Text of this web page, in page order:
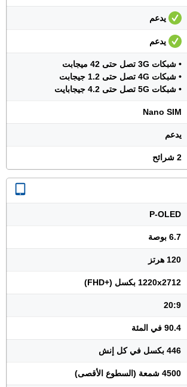
يدعم
يدعم
• شبكات 3G تصل حتى 42 ميجابت
• شبكات 4G تصل حتى 1.2 جيجابت
• شبكات 5G تصل حتى 4.2 جيجابايت
Nano SIM
يدعم
2 شرائح
P-OLED
6.7 بوصة
120 هرتز
1220x2712 بكسل (+FHD)
20:9
90.4 في المئة
446 بكسل في كل إنش
4500 شمعة (السطوع الأقصى)